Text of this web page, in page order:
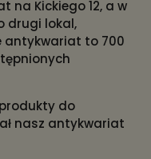
na Kickiego 12, a w
drugi lokal,
antykwariat to 700
produkty do
nasz antykwariat